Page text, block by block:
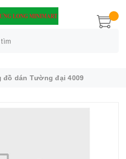
đồ dán Tường đại 4009